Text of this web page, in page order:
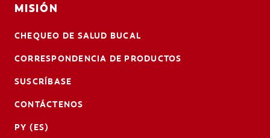
MISIÓN
CHEQUEO DE SALUD BUCAL
CORRESPONDENCIA DE PRODUCTOS
SUSCRÍBASE
CONTÁCTENOS
PY (ES)